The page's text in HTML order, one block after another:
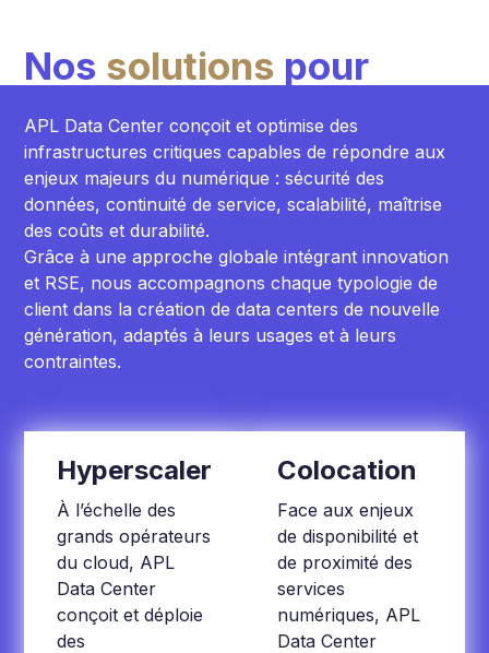
Nos solutions pour
APL Data Center conçoit et optimise des
infrastructures critiques capables de répondre aux
enjeux majeurs du numérique : sécurité des
données, continuité de service, scalabilité, maîtrise
des coûts et durabilité.
Grâce à une approche globale intégrant innovation
et RSE, nous accompagnons chaque typologie de
client dans la création de data centers de nouvelle
génération, adaptés à leurs usages et à leurs
contraintes.
Hyperscaler
À l’échelle des
grands opérateurs
du cloud, APL
Data Center
conçoit et déploie
des
Colocation
Face aux enjeux
de disponibilité et
de proximité des
services
numériques, APL
Data Center